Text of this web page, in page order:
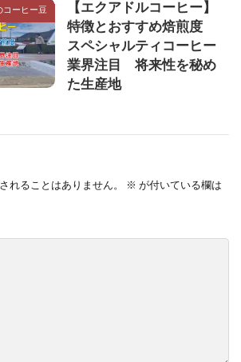
コーヒー豆
【エクアドルコーヒー】
特徴とおすすめ焙煎度
スペシャルティコーヒー
業界注目 将来性を秘め
た生産地
れることはありません。 ※ が付いている欄は